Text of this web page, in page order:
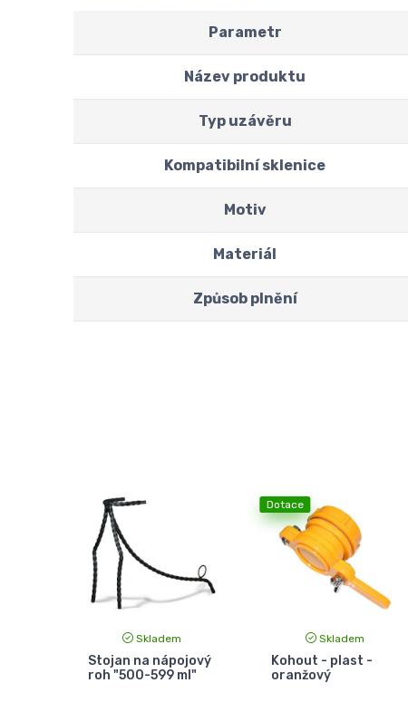
Parametr
Název produktu
Typ uzávěru
Kompatibilní sklenice
Motiv
Materiál
Způsob plnění
Skladem
Stojan na nápojový
roh "500-599 ml"
Dotace
Skladem
Kohout - plast -
oranžový